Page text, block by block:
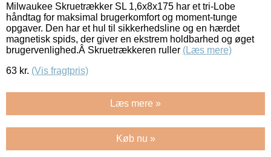
Milwaukee Skruetrækker SL 1,6x8x175 har et tri-Lobe
håndtag for maksimal brugerkomfort og moment-tunge
opgaver. Den har et hul til sikkerhedsline og en hærdet
magnetisk spids, der giver en ekstrem holdbarhed og øget
brugervenlighed.Â Skruetrækkeren ruller (Læs mere)
63 kr. (Vis fragtpris)
Læs mere »
Køb nu »